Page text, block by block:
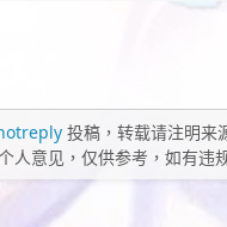
投稿，转载请注明来
人意见，仅供参考，如有违